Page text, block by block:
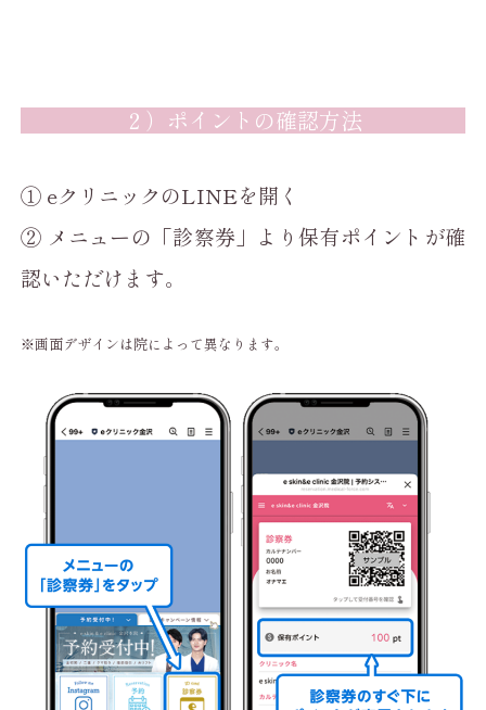
２）ポイントの確認方法
① eクリニックのLINEを開く
② メニューの「診察券」より保有ポイントが確
認いただけます。
※画面デザインは院によって異なります。